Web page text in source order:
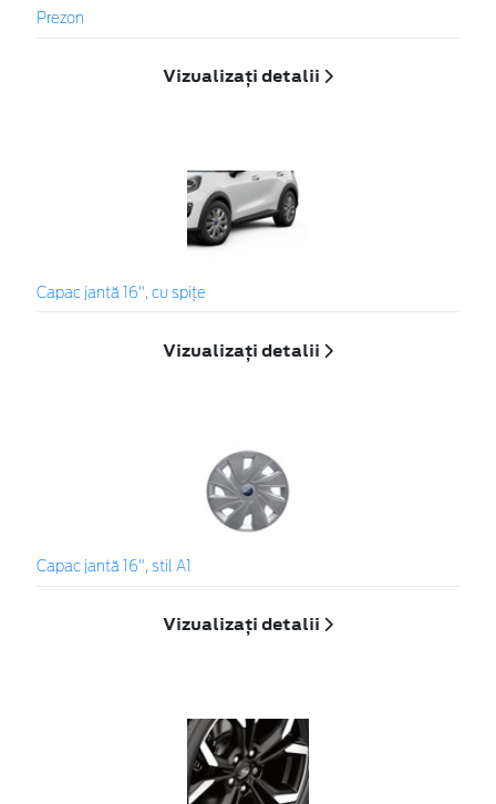
Prezon
Vizualizați detalii
Capac jantă 16", cu spițe
Vizualizați detalii
Capac jantă 16", stil A1
Vizualizați detalii